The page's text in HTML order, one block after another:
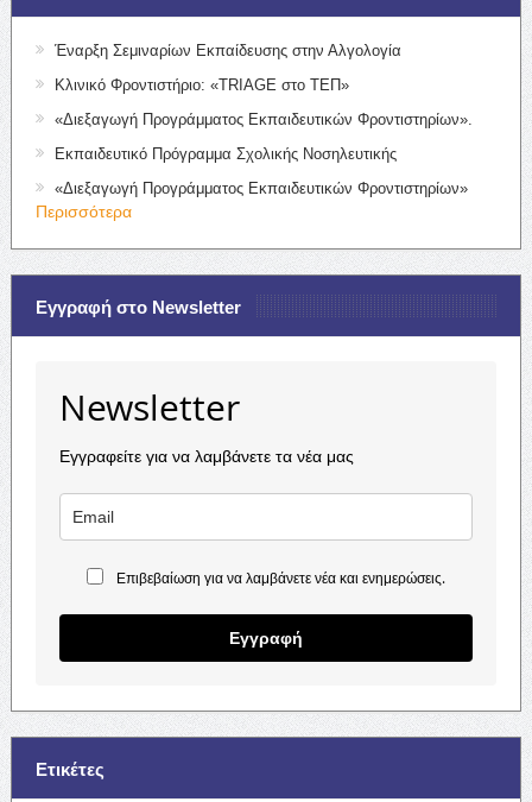
Έναρξη Σεμιναρίων Εκπαίδευσης στην Αλγολογία
Κλινικό Φροντιστήριο: «TRIAGE στο ΤΕΠ»
«Διεξαγωγή Προγράμματος Εκπαιδευτικών Φροντιστηρίων».
Εκπαιδευτικό Πρόγραμμα Σχολικής Νοσηλευτικής
«Διεξαγωγή Προγράμματος Εκπαιδευτικών Φροντιστηρίων»
Περισσότερα
Εγγραφή στο Newsletter
Newsletter
Εγγραφείτε για να λαμβάνετε τα νέα μας
Επιβεβαίωση για να λαμβάνετε νέα και ενημερώσεις.
Εγγραφή
Ετικέτες